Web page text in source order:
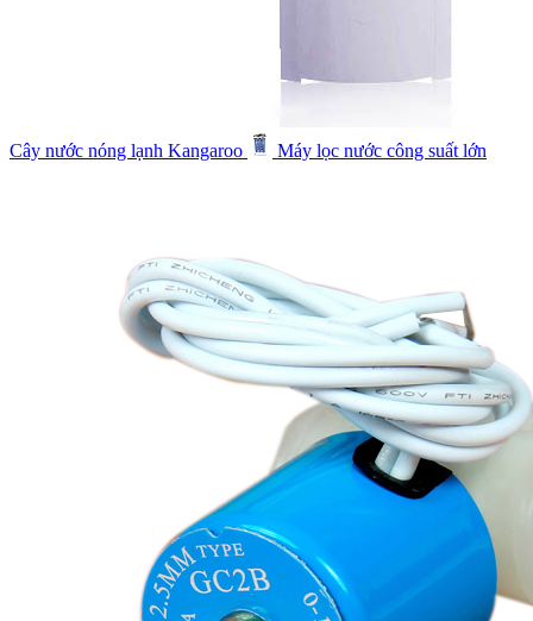
Cây nước nóng lạnh Kangaroo Máy lọc nước công suất lớn